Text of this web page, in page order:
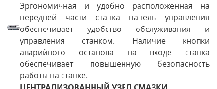
Эргономичная и удобно расположенная на
передней части станка панель управления
обеспечивает удобство обслуживания и
управления станком. Наличие кнопки
аварийного останова на входе станка
обеспечивает повышенную безопасность
работы на станке.